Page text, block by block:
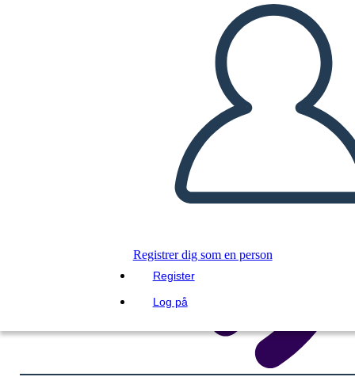
Registrer dig som en person
Register
Log på
AFSPIL DIASSHOW
LÆS FOR MIG